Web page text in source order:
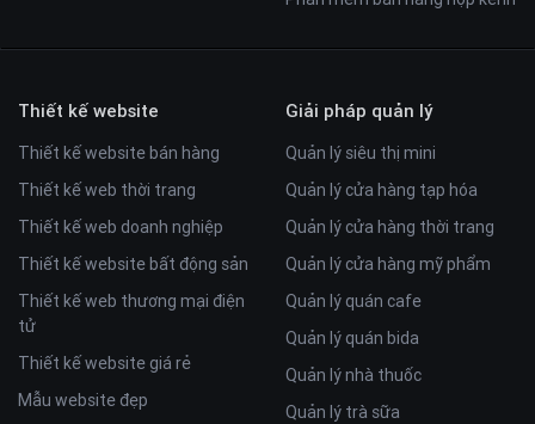
Thiết kế website
Thiết kế website bán hàng
Thiết kế web thời trang
Thiết kế web doanh nghiệp
Thiết kế website bất động sản
Thiết kế web thương mại điện
tử
Thiết kế website giá rẻ
Mẫu website đẹp
Giải pháp quản lý
Quản lý siêu thị mini
Quản lý cửa hàng tạp hóa
Quản lý cửa hàng thời trang
Quản lý cửa hàng mỹ phẩm
Quản lý quán cafe
Quản lý quán bida
Quản lý nhà thuốc
Quản lý trà sữa